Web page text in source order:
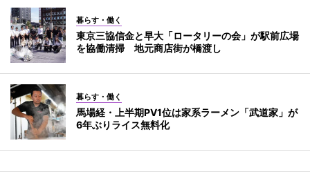
暮らす・働く
東京三協信金と早大「ロータリーの会」が駅前広場
を協働清掃 地元商店街が橋渡し
暮らす・働く
馬場経・上半期PV1位は家系ラーメン「武道家」が
6年ぶりライス無料化